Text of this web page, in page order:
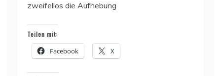
zweifellos die Aufhebung
Teilen mit:
Facebook X